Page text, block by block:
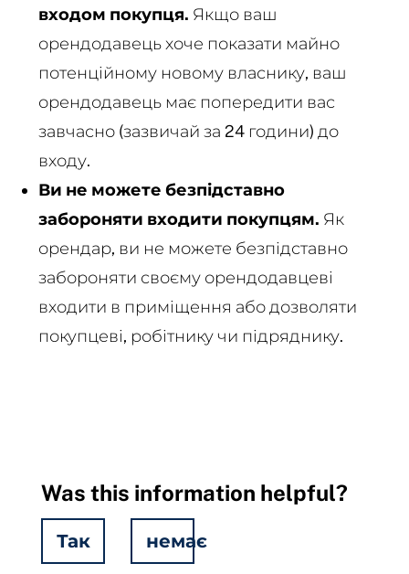
входом покупця. Якщо ваш
орендодавець хоче показати майно
потенційному новому власнику, ваш
орендодавець має попередити вас
завчасно (зазвичай за 24 години) до
входу.
Ви не можете безпідставно
забороняти входити покупцям. Як
орендар, ви не можете безпідставно
забороняти своєму орендодавцеві
входити в приміщення або дозволяти
покупцеві, робітнику чи підряднику.
Was this information helpful?
Так немає